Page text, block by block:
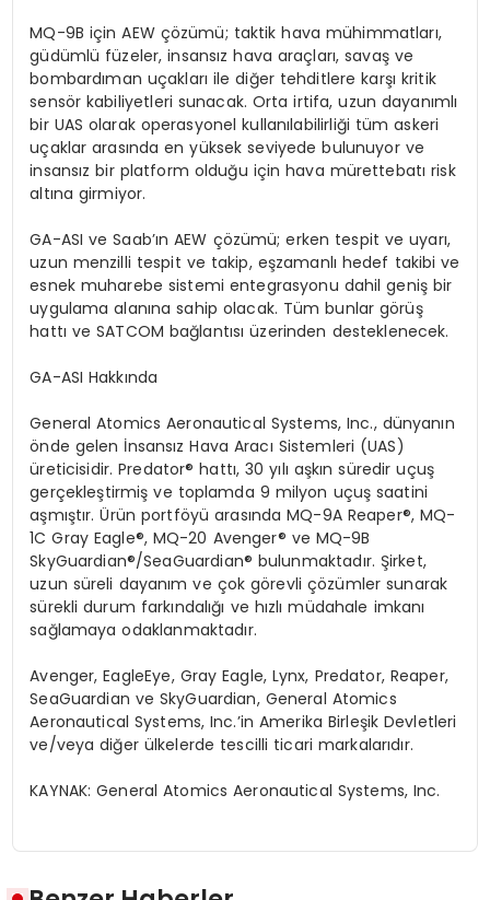
MQ-9B için AEW çözümü; taktik hava mühimmatları,
güdümlü füzeler, insansız hava araçları, savaş ve
bombardıman uçakları ile diğertehditlere karşı kritik
sensör kabiliyetleri sunacak. Orta irtifa, uzun dayanımlı
bir UAS olarak operasyonel kullanılabilirliği tüm askeri
uçaklar arasında en yüksek seviyede bulunuyor ve
insansız bir platform olduğu için hava mürettebatı risk
altına girmiyor.
GA-ASI ve Saab’ın AEW çözümü; erken tespit ve uyarı,
uzun menzilli tespit ve takip, eşzamanlı hedef takibi ve
esnek muharebe sistemi entegrasyonu dahil geniş bir
uygulama alanına sahip olacak. Tüm bunlar görüş
hattı ve SATCOM bağlantısı üzerinden desteklenecek.
GA-ASI Hakkında
General AtomicsAeronautical Systems, Inc., dünyanın
önde gelen İnsansız Hava Aracı Sistemleri (UAS)
üreticisidir.Predator®hattı, 30 yılı aşkın süredir uçuş
gerçekleştirmiş ve toplamda 9 milyon uçuş saatini
aşmıştır.Ürün portföyü arasında MQ-9A Reaper®, MQ-
1C Gray Eagle®, MQ-20 Avenger® ve MQ-9B
SkyGuardian®/SeaGuardian® bulunmaktadır. Şirket,
uzun süreli dayanım ve çokgörevli çözümler sunarak
sürekli durum farkındalığı ve hızlı müdahale imkanı
sağlamaya odaklanmaktadır.
Avenger, EagleEye, Gray Eagle, Lynx, Predator, Reaper,
SeaGuardian ve SkyGuardian, General Atomics
Aeronautical Systems, Inc.’in Amerika Birleşik Devletleri
ve/veya diğer ülkelerde tescilli ticari markalarıdır.
KAYNAK: General AtomicsAeronautical Systems, Inc.